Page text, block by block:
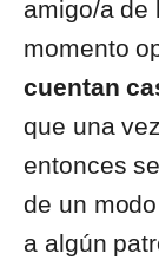
amigo/a de
momento
cuentan
que una
entonces
de un
a algún